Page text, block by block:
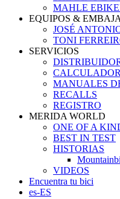
MAHLE
EQUIPOS &
JOSÉ
TONI
SERVICIOS
MANUALES
RECALLS
REGISTRO
MERIDA WORLD
ONE OF A
BEST IN TEST
HISTORIAS
VIDEOS
Encuentra tu bici
es-ES